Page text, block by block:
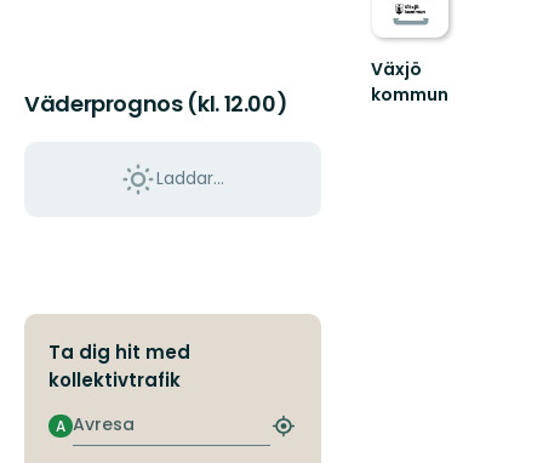
Väderprognos (kl. 12.00)
Laddar...
Ta dig hit med
kollektivtrafik
Avresa
A
Hitta
Växjö
kommun